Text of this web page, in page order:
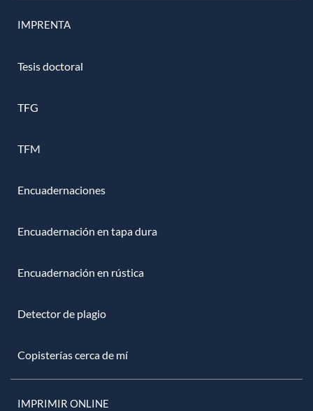
IMPRENTA
Tesis doctoral
TFG
TFM
Encuadernaciones
Encuadernación en tapa dura
Encuadernación en rústica
Detector de plagio
Copisterías cerca de mí
IMPRIMIR ONLINE